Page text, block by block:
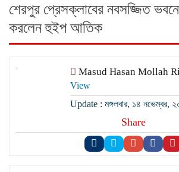
শেরপুর প্রেসক্লাবের নবসজ্জিত
করলেন হুইপ আতিক
Masud Hasan Mollah
View
Update : মঙ্গলবার, ১৪ নভেম্বর,
Share